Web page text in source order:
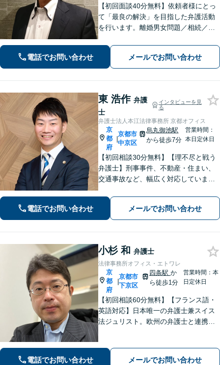
【初回面談40分無料】依頼者様にとっ
て「最良の解決」を目指した弁護活動
を行います。離婚男女問題／相続／不
に対応しています【丸太町駅5分】
電話でお問い合わせ メールでお問い合わせ
東 浩作 弁護
士
インタビューを見
る
弁護士法人本江法律事務所 京都オフィス
京
都
府
|
京都市
中京区
烏丸御池駅
から徒歩7分
営業時間：
本日定休日
【初回相談30分無料】【理不尽と戦う
弁護士】刑事事件、不動産・住まい、
交通事故など、幅広く対応していま
い、最善の結果を目指します。お困り
の場合は、お気軽に弁護士にご相談く
ださい。【電話・メール・WEB相談
可】
電話でお問い合わせ メールでお問い合わせ
小杉 和 弁護士
法律事務所オフィス・エトワレ
京
都
府
|
京都市
下京区
四条駅 か
ら徒歩1分
営業時間：本
日定休日
【初回相談60分無料】【フランス語・
英語対応】日本唯一の弁護士兼スイス
法ジュリスト。欧州の弁護士と連携し
上げ／英仏日契約法務／ハーグ条約案
電話でお問い合わせ メールでお問い合わせ